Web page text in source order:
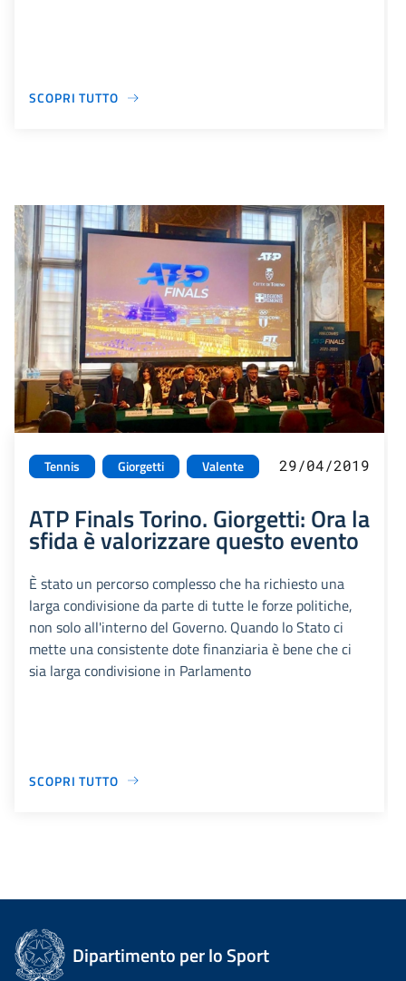
SCOPRI TUTTO
Tennis Giorgetti Valente 29/04/2019
ATP Finals Torino. Giorgetti: Ora la
sfida è valorizzare questo evento
È stato un percorso complesso che ha richiesto una
larga condivisione da parte di tutte le forze politiche,
non solo all'interno del Governo. Quando lo Stato ci
mette una consistente dote finanziaria è bene che ci
sia larga condivisione in Parlamento
SCOPRI TUTTO
Dipartimento per lo Sport